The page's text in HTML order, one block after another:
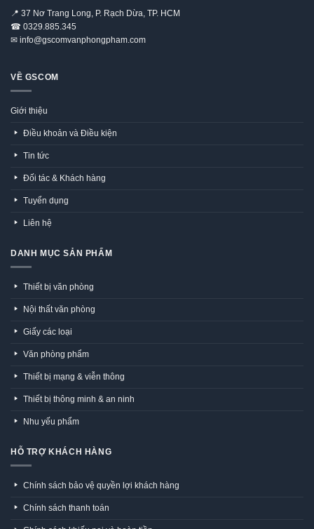
📍 37 Nơ Trang Long, P. Rạch Dừa, TP. HCM
☎ 0329.885.345
✉ info@gscomvanphongpham.com
VỀ GSCOM
Giới thiệu
Điều khoản và Điều kiện
Tin tức
Đối tác & Khách hàng
Tuyển dụng
Liên hệ
DANH MỤC SẢN PHẨM
Thiết bị văn phòng
Nội thất văn phòng
Giấy các loại
Văn phòng phẩm
Thiết bị mạng & viễn thông
Thiết bị thông minh & an ninh
Nhu yếu phẩm
HỖ TRỢ KHÁCH HÀNG
Chính sách bảo vệ quyền lợi khách hàng
Chính sách thanh toán